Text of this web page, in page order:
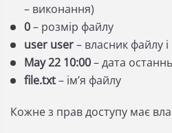
– виконання)
0– розмір файлу
user user– власник файлу
May 22 10:00– дата
file.txt– імʼя файлу
Кожне з прав доступу має